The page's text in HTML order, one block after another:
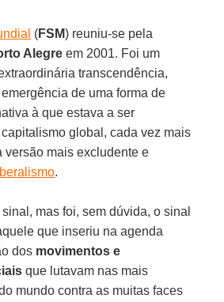
(FSM) reuniu-se pela
Alegre em 2001. Foi um
transcendência,
de uma forma de
à que estava a ser
global, cada vez mais
versão mais excludente e
.
mas foi, sem dúvida, o sinal
que inseriu na agenda
dos movimentos e
que lutavam nas mais
mundo contra as muitas faces